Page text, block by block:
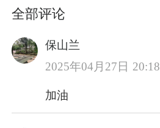
全部评论
保山兰
2025年04月27日 20:18
加油